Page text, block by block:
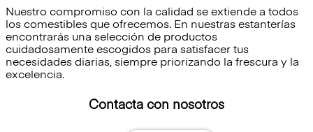
Nuestro compromiso con la calidad se extiende a todos
los comestibles que ofrecemos. En nuestras estanterías
encontrarás una selección de productos
cuidadosamente escogidos para satisfacer tus
necesidades diarias, siempre priorizando la frescura y la
excelencia.
Contacta con nosotros